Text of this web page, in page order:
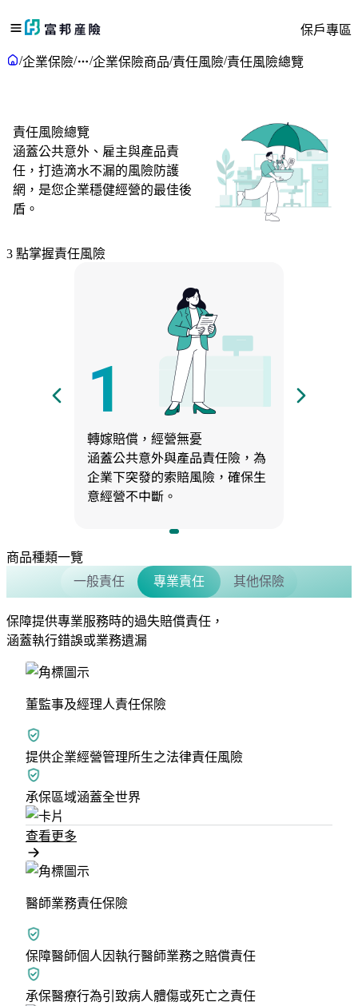
保戶專區
/企業保險/ /企業保險商品/責任風險/責任風險總覽
責任風險總覽
涵蓋公共意外、雇主與產品責
任，打造滴水不漏的風險防護
網，是您企業穩健經營的最佳後
盾。
3 點掌握責任風險
1
轉嫁賠償，經營無憂
涵蓋公共意外與產品責任險，為
企業下突發的索賠風險，確保生
意經營不中斷。
商品種類一覽
一般責任
專業責任 其他保險
保障提供專業服務時的過失賠償責任，
涵蓋執行錯誤或業務遺漏
董監事及經理人責任保險
提供企業經營管理所生之法律責任風險
承保區域涵蓋全世界
查看更多
醫師業務責任保險
保障醫師個人因執行醫師業務之賠償責任
承保醫療行為引致病人體傷或死亡之責任